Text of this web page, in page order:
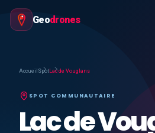
Geodrones
Accueil SpotLac de Vouglans
SPOT COMMUNAUTAIRE
Lac de